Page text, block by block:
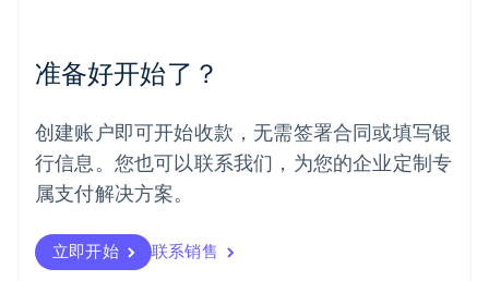
准备好开始了？
创建账户即可开始收款，无需签署合同或填写银
行信息。您也可以联系我们，为您的企业定制专
属支付解决方案。
立即开始 联系销售
挪威
葡萄牙
Português English
日本
日本語English
瑞典
瑞士
DeutschFrançais